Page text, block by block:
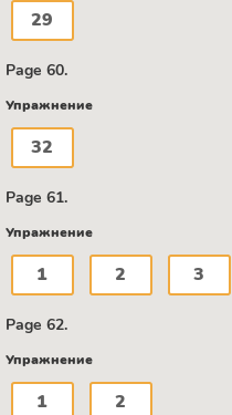
29
Page 60.
Упражнение
32
Page 61.
Упражнение
1 2 3
Page 62.
Упражнение
1 2